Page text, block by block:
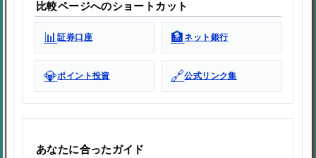
比較ページへのショートカット
📊証券口座 🏦ネット銀行
💎ポイント投資 🔗公式リンク集
あなたに合ったガイド